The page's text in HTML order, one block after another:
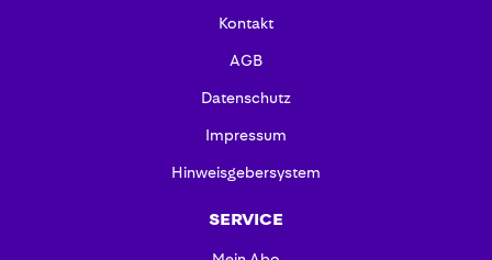
Kontakt
AGB
Datenschutz
Impressum
Hinweisgebersystem
SERVICE